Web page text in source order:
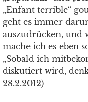
„Enfant terrible“
geht es immer
auszudrücken, und
mache ich es eben
„Sobald ich
diskutiert wird,
28.2.2012)